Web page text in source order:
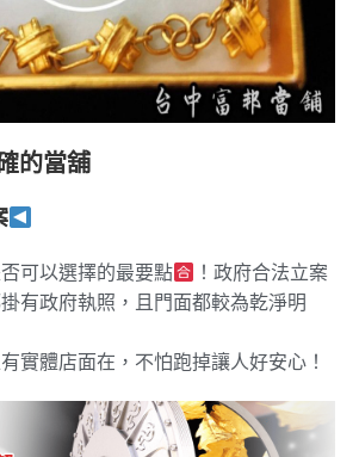
的當舖
可以選擇的最要點
！政府合法立案
有政府執照，且門面都較為乾淨明
實體店面在，不怕跑掉讓人好安心！